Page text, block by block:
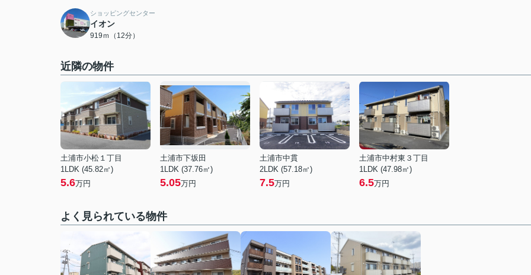
ショッピングセンター
イオン
919ｍ（12分）
近隣の物件
土浦市小松１丁目
1LDK (45.82㎡)
5.6万円
土浦市下坂田
1LDK (37.76㎡)
5.05万円
土浦市中貫
2LDK (57.18㎡)
7.5万円
土浦市中村東３丁目
1LDK (47.98㎡)
6.5万円
よく見られている物件